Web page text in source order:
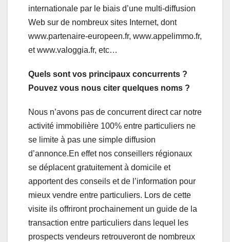
internationale par le biais d’une multi-diffusion
Web sur de nombreux sites Internet, dont
www.partenaire-europeen.fr, www.appelimmo.fr,
et www.valoggia.fr, etc…
Quels sont vos principaux concurrents ?
Pouvez vous nous citer quelques noms ?
Nous n’avons pas de concurrent direct car notre
activité immobilière 100% entre particuliers ne
se limite à pas une simple diffusion
d’annonce.En effet nos conseillers régionaux
se déplacent gratuitement à domicile et
apportent des conseils et de l’information pour
mieux vendre entre particuliers. Lors de cette
visite ils offriront prochainement un guide de la
transaction entre particuliers dans lequel les
prospects vendeurs retrouveront de nombreux